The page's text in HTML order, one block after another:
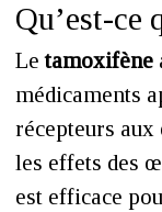
Qu’est-ce
Letamoxifène
médicaments
récepteurs
les effets des
est efficace